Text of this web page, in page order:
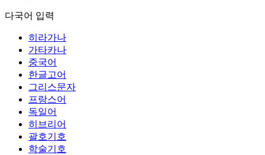
다국어 입력
히라가나
가타카나
중국어
한글고어
그리스문자
프랑스어
독일어
히브리어
괄호기호
학술기호